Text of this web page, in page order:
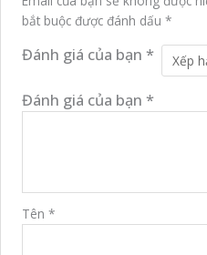
bắt buộc được đánh dấu *
Đánh giá của bạn *
Đánh giá của bạn *
Tên *